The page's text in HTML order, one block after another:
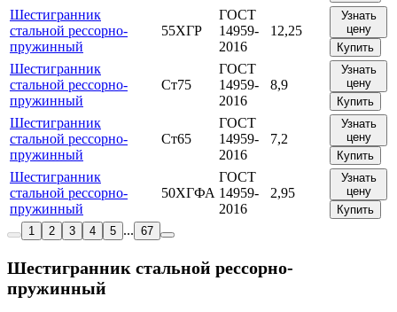
Шестигранник
стальной рессорно-
пружинный
55ХГР
ГОСТ
14959-
2016
12,25
Узнать
цену
Купить
Шестигранник
стальной рессорно-
пружинный
Ст75
ГОСТ
14959-
2016
8,9
Узнать
цену
Купить
Шестигранник
стальной рессорно-
пружинный
Ст65
ГОСТ
14959-
2016
7,2
Узнать
цену
Купить
Шестигранник
стальной рессорно-
пружинный
50ХГФА
ГОСТ
14959-
2016
2,95
Узнать
цену
Купить
1
2 3 4 5 ... 67
Шестигранник стальной рессорно-
пружинный